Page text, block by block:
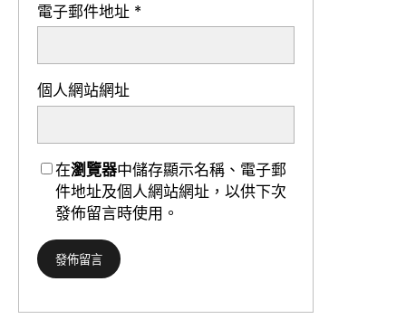
電子郵件地址 *
個人網站網址
在瀏覽器中儲存顯示名稱、電子郵
件地址及個人網站網址，以供下次
發佈留言時使用。